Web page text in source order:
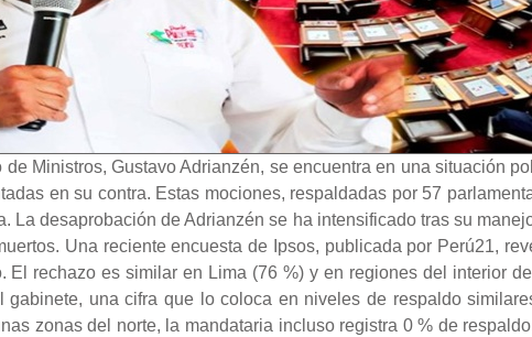
Ministros, Gustavo Adrianzén, se encuentra en una situación
en su contra. Estas mociones, respaldadas por 57
La desaprobación de Adrianzén se ha intensificado tras su
Una reciente encuesta de Ipsos, publicada por Perú21,
El rechazo es similar en Lima (76 %) y en regiones del interior
una cifra que lo coloca en niveles de respaldo
zonas del norte, la mandataria incluso registra 0 % de